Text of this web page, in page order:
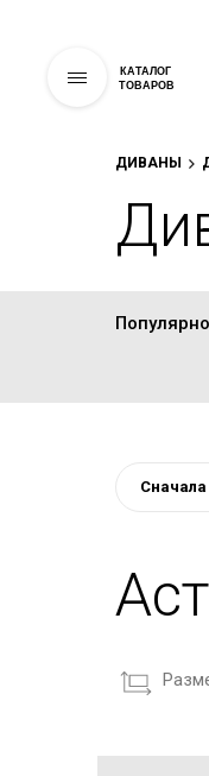
КАТАЛОГ
ТОВАРОВ
ДИВАНЫ